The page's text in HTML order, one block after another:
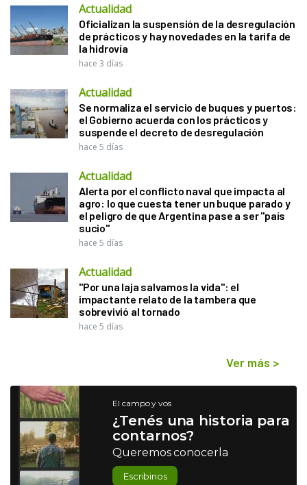
Actualidad
Oficializan la suspensión de la desregulación
de prácticos y hay novedades en la tarifa de
la hidrovía
hace 3 días
Actualidad
Se normaliza el servicio de buques y puertos:
el Gobierno acuerda con los prácticos y
suspende el decreto de desregulación
hace 5 días
Actualidad
Alerta por el conflicto naval que impacta al
agro: lo que cuesta tener un buque parado y
el peligro de que Argentina pase a ser "país
sucio"
hace 5 días
Actualidad
"Por una laja salvamos la vida": el
impactante relato de la tambera que
sobrevivió al tornado
hace 5 días
Ver más >
El campo y vos
¿Tenés una historia para
contarnos?
Queremos conocerla
Escribinos